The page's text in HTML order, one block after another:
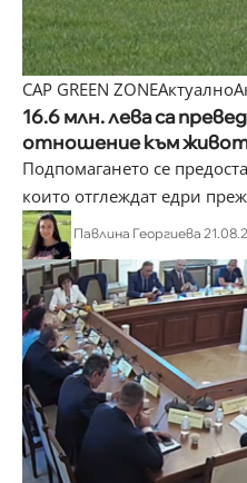
CAP GREEN ZONEАктуално
16.6 млн. лева са
отношение към
Подпомагането се
които отглеждат едри
Павлина Георгиева